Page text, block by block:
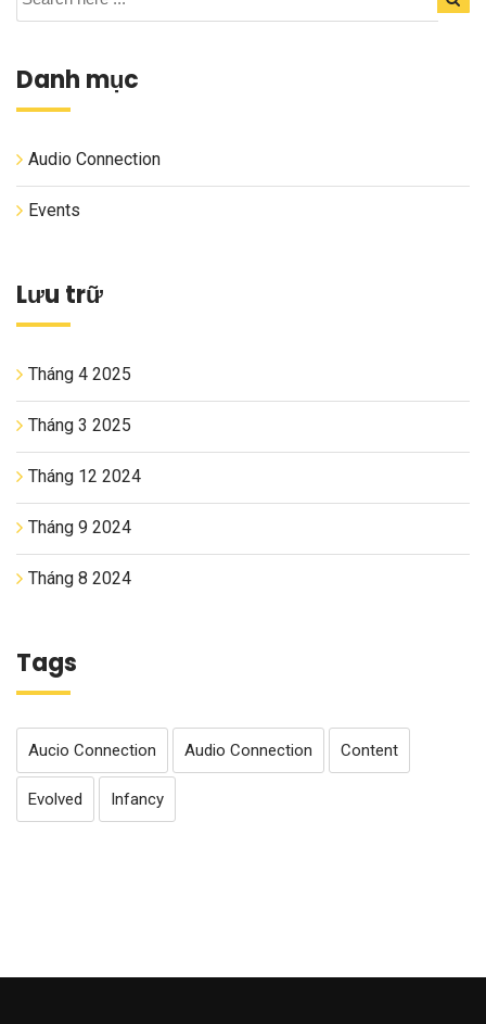
Danh mục
Audio Connection
Events
Lưu trữ
Tháng 4 2025
Tháng 3 2025
Tháng 12 2024
Tháng 9 2024
Tháng 8 2024
Tags
Aucio Connection Audio Connection Content
Evolved Infancy